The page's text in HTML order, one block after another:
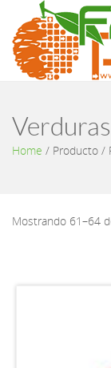
Home / Producto /
Mostrando 61–64